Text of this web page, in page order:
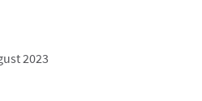
2023